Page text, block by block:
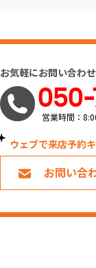
お気軽にお問い合わ
営業時間：
ウェブで来店予約
お問い合